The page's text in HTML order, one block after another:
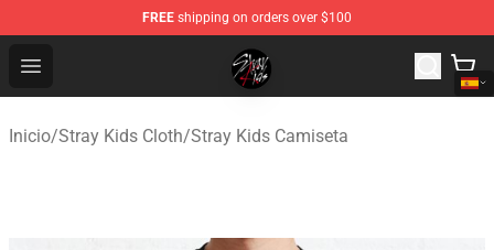
FREE shipping on orders over $100
Open menu
Stray Kids Shop - Official Stray Kids Merchandise Store
Inicio/Stray Kids Cloth/Stray Kids Camiseta